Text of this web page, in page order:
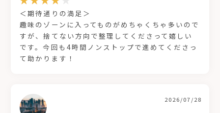
＜期待通りの満足＞
趣味のゾーンに入ってものがめちゃくちゃ多いので
すが、捨てない方向で整理してくださって嬉しい
です。今回も4時間ノンストップで進めてくださっ
て助かります！
2026/07/28